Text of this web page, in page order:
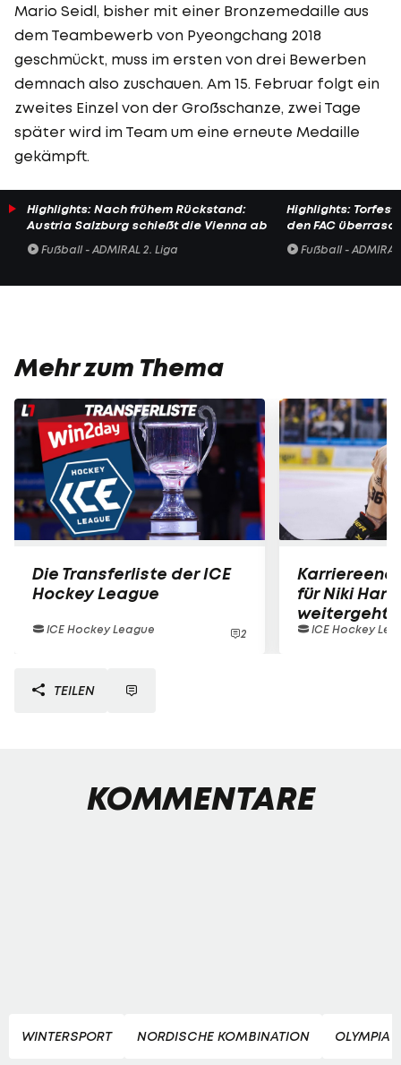
Mario Seidl, bisher mit einer Bronzemedaille aus
dem Teambewerb von Pyeongchang 2018
geschmückt, muss im ersten von drei Bewerben
demnach also zuschauen. Am 15. Februar folgt ein
zweites Einzel von der Großschanze, zwei Tage
später wird im Team um eine erneute Medaille
gekämpft.
Highlights: Nach frühem Rückstand:
Austria Salzburg schießt die Vienna ab
Fußball - ADMIRAL 2. Liga
Highlights:
den FAC
Fußball -
Mehr zum Thema
Die Transferliste der ICE
Hockey League
ICE Hockey League 2
für Niki Hartl
weitergeht
ICE Hockey
TEILEN
KOMMENTARE
WINTERSPORT NORDISCHE KOMBINATION OLYMPIA